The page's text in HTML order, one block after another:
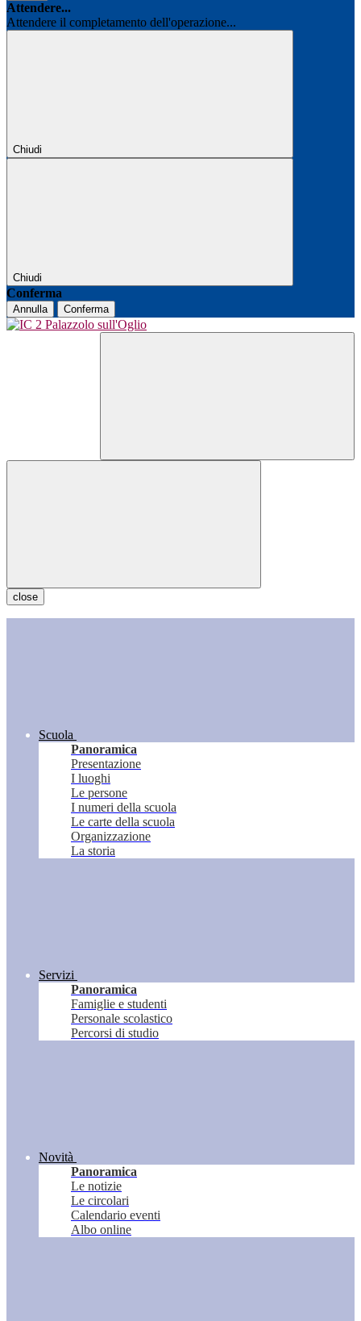
Attendere...
Attendere il completamento dell'operazione...
Chiudi
Chiudi
Conferma
Annulla Conferma
close
Scuola
Panoramica
Presentazione
I luoghi
Le persone
I numeri della scuola
Le carte della scuola
Organizzazione
La storia
Servizi
Panoramica
Famiglie e studenti
Personale scolastico
Percorsi di studio
Novità
Panoramica
Le notizie
Le circolari
Calendario eventi
Albo online